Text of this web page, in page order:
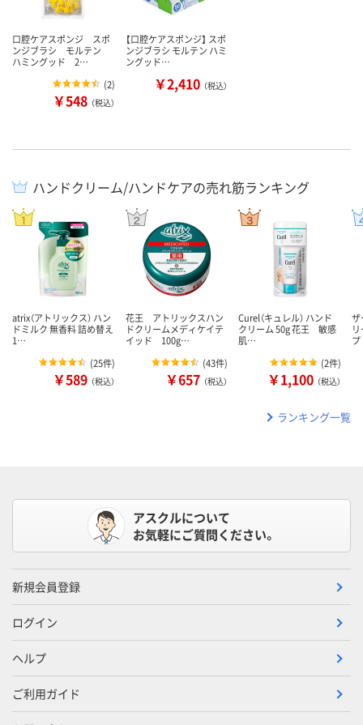
口腔ケアスポンジ スポ
ンジブラシ モルテン
ハミングッド 2…
(2)
￥548 （税込）
【口腔ケアスポンジ】 スポ
ンジブラシ モルテン ハミ
ングッド…
￥2,410 （税込）
ハンドクリーム/ハンドケアの売れ筋ランキング
atrix（アトリックス） ハン
ドミルク 無香料 詰め替え
1…
(25件)
￥589 （税込）
花王 アトリックスハン
ドクリームメディケイテ
イッド 100g…
(43件)
￥657 （税込）
Curel（キュレル） ハンド
クリーム 50g 花王 敏感
肌…
(2件)
￥1,100 （税込）
ザ
ランキング一覧
アスクルについて
お気軽にご質問ください。
新規会員登録
ログイン
ヘルプ
ご利用ガイド